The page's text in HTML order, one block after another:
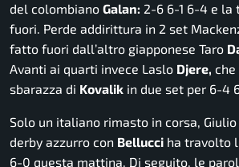
del colombiano Galan: 2-6 6-1 6-4 e la
fuori. Perde addirittura in 2 set
fatto fuori dall’altro giapponese Taro
Avanti ai quarti invece Laslo Djere, che
sbarazza di Kovalik in due set per 6-4
Solo un italiano rimasto in corsa, Giulio
derby azzurro con Bellucci ha travolto
6-0 questa mattina. Di seguito, le